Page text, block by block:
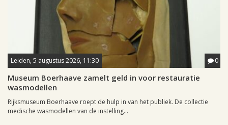
Leiden, 5 augustus 2026, 11:30 0
Museum Boerhaave zamelt geld in voor restauratie
wasmodellen
Rijksmuseum Boerhaave roept de hulp in van het publiek. De collectie
medische wasmodellen van de instelling...